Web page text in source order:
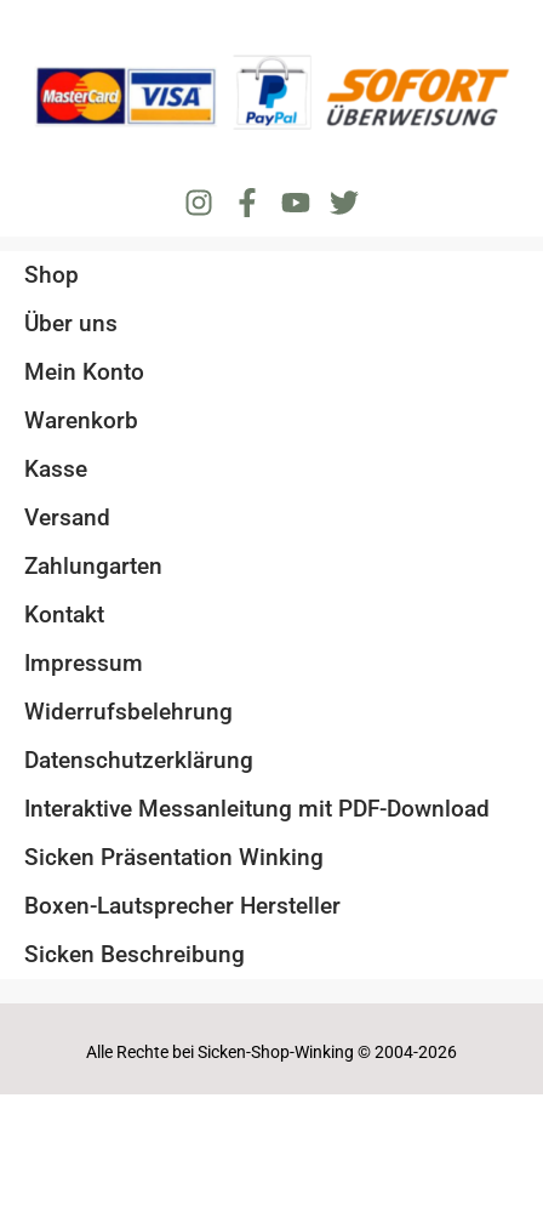
Shop
Über uns
Mein Konto
Warenkorb
Kasse
Versand
Zahlungarten
Kontakt
Impressum
Widerrufsbelehrung
Datenschutzerklärung
Interaktive Messanleitung mit PDF-Download
Sicken Präsentation Winking
Boxen-Lautsprecher Hersteller
Sicken Beschreibung
Alle Rechte bei Sicken-Shop-Winking © 2004-2026